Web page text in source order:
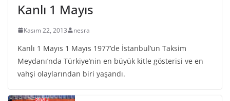
Kanlı 1 Mayıs
Kasım 22, 2013 nesra
Kanlı 1 Mayıs 1 Mayıs 1977’de İstanbul’un Taksim
Meydanı’nda Türkiye’nin en büyük kitle gösterisi ve en
vahşi olaylarından biri yaşandı.